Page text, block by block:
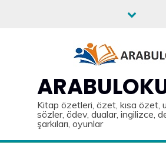
Kitap özetleri, özet, kısa özet,
sözler, ödev, dualar, ingilizce,
şarkıları, oyunlar